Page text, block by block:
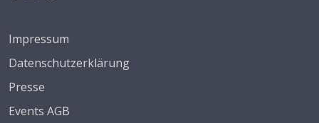
Impressum
Datenschutzerklärung
Presse
Events AGB